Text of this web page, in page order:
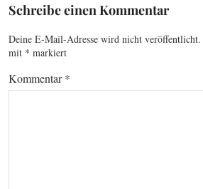
Schreibe einen Kommentar
Deine E-Mail-Adresse wird nicht veröffentlicht.
mit * markiert
Kommentar*